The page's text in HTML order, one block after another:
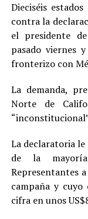
Dieciséis
contra la
el presidente
pasado viernes
fronterizo con
La demanda,
Norte de
La declaratoria
de la
Representantes
campaña y cuyo
cifra en unos